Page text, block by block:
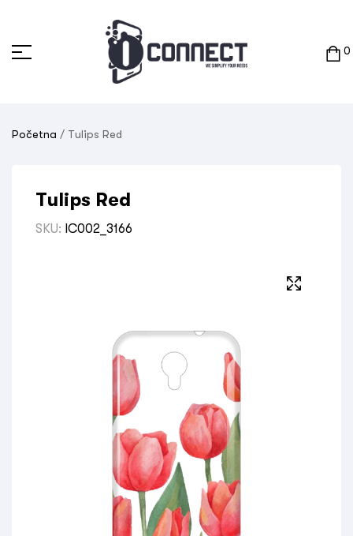
0
Početna / Tulips Red
Tulips Red
SKU: IC002_3166